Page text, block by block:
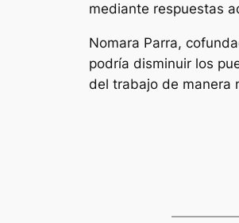
mediante respuestas
Nomara Parra,
podría disminuir los
del trabajo de manera